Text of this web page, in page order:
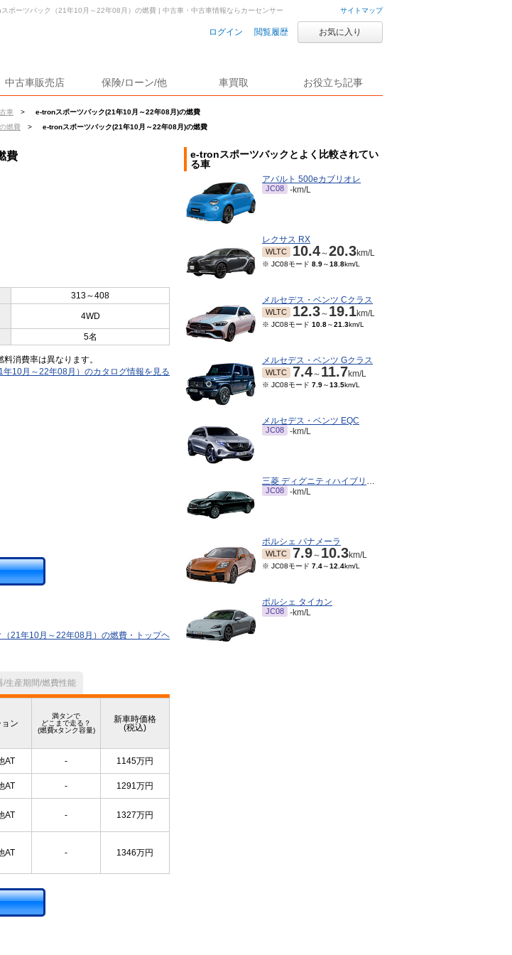
サイトマップ
ログイン 閲覧履歴 お気に入り
中古車販売店 保険/ローン/他 車買取 お役立ち記事
車 >
e-tronスポーツバック(21年10月～22年08月)の燃費
燃費 > e-tronスポーツバック(21年10月～22年08月)の燃費
ポーツバック（21年10月～22年08月）の燃費 | 中古車・中古車情報ならカーセンサー
費
313～408
4WD
5名
消費率は異なります。
10月～22年08月）のカタログ情報を見る
21年10月～22年08月）の燃費・トップヘ
/生産期間/燃費性能
ョン
満タンで
どこまで走る？
(燃費xタンク容量)
新車時価格
(税込)
AT - 1145万円
AT - 1291万円
AT - 1327万円
AT - 1346万円
e-tronスポーツバックとよく比較されてい
る車
アバルト 500eカブリオレ
JC08 -km/L
レクサス RX
WLTC 10.4～20.3km/L
※ JC08モード 8.9～18.8km/L
メルセデス・ベンツ Cクラス
WLTC 12.3～ 19.1km/L
※ JC08モード 10.8～21.3km/L
メルセデス・ベンツ Gクラス
WLTC 7.4～ 11.7km/L
※ JC08モード 7.9～13.5km/L
メルセデス・ベンツ EQC
JC08 -km/L
三菱 ディグニティハイブリッド
JC08 -km/L
ポルシェ パナメーラ
WLTC 7.9～ 10.3km/L
※ JC08モード 7.4～12.4km/L
ポルシェ タイカン
JC08 -km/L